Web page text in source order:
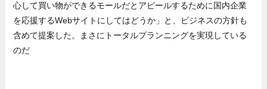
心して買い物ができるモールだとアピールするために国内企業
を応援するWebサイトにしてはどうか」と、ビジネスの方針も
含めて提案した。まさにトータルプランニングを実現している
のだ